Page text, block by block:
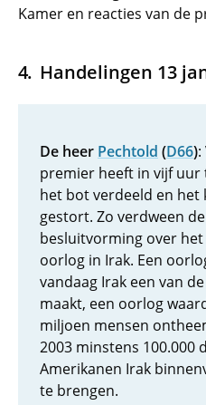
Kamer en reacties van de
Handelingen 13
De heer Pechtold (D66)
premier heeft in vijf
het bot verdeeld en het
gestort. Zo verdween
besluitvorming over
oorlog in Irak. Een
vandaag Irak een van
maakt, een oorlog
miljoen mensen
2003 minstens 100.000
Amerikanen Irak
te brengen.